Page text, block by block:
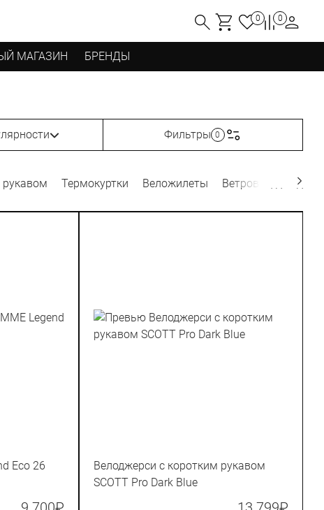
0 0
МАГАЗИН БРЕНДЫ
Фильтры 0
Термокуртки Веложилеты Ветровки,
Eco 26
Велоджерси с коротким рукавом
SCOTT Pro Dark Blue